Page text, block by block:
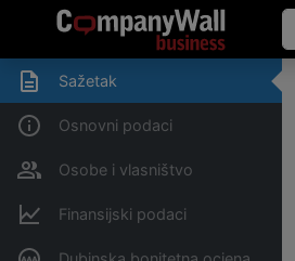
Sažetak
Osnovni podaci
Osobe i vlasništvo
Finansijski podaci